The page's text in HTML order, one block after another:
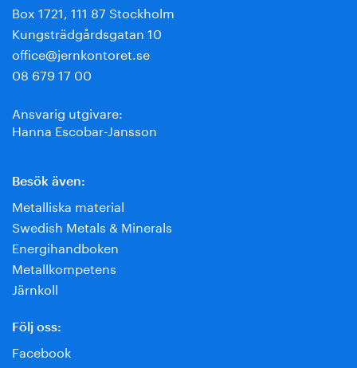
Box 1721, 111 87 Stockholm
Kungsträdgårdsgatan 10
office@jernkontoret.se
08 679 17 00
Ansvarig utgivare:
Hanna Escobar-Jansson
Besök även:
Metalliska material
Swedish Metals & Minerals
Energihandboken
Metallkompetens
Järnkoll
Följ oss:
Facebook